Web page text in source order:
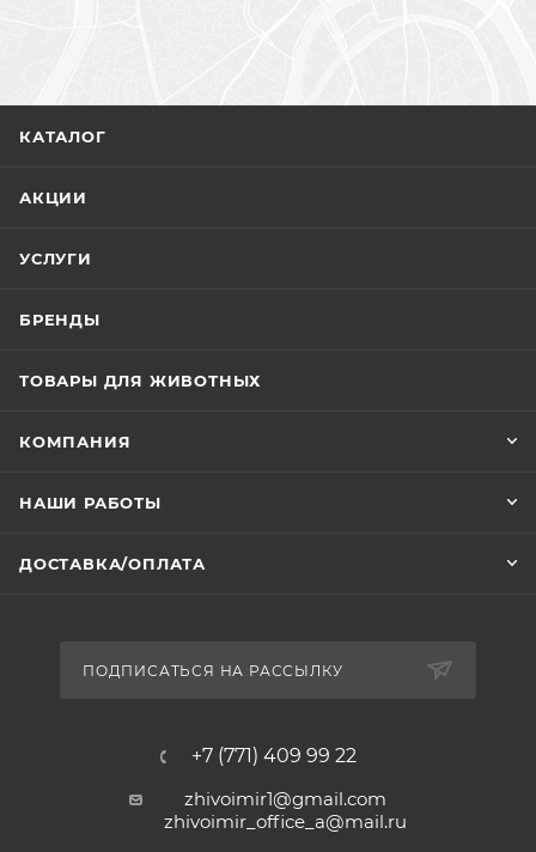
КАТАЛОГ
АКЦИИ
УСЛУГИ
БРЕНДЫ
ТОВАРЫ ДЛЯ ЖИВОТНЫХ
КОМПАНИЯ
НАШИ РАБОТЫ
ДОСТАВКА/ОПЛАТА
ПОДПИСАТЬСЯ НА РАССЫЛКУ
+7 (771) 409 99 22
zhivoimir1@gmail.com
zhivoimir_office_a@mail.ru